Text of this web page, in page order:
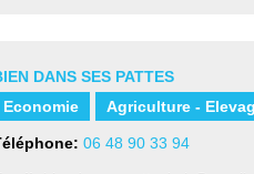
DANS SES PATTES
Economie
Agriculture -
06 48 90 33 94